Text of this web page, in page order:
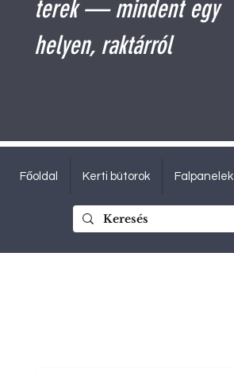
terek — mindent egy
helyen, raktárról
Főoldal Kerti bútorok Falpanelek